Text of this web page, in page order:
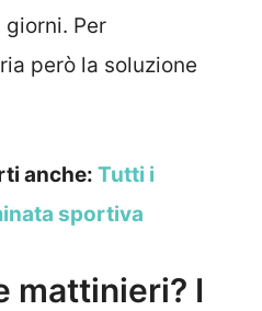
Per
però la soluzione
anche: Tutti i
sportiva
mattinieri? I